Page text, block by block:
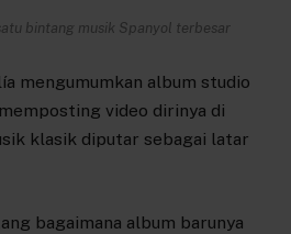
bintang musik Spanyol terbesar
mengumumkan album studio
video dirinya di
klasik diputar sebagai latar
bagaimana album barunya